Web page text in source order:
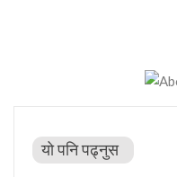
यो पनि पढ्नुस